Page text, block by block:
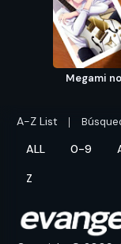
Megami
A-Z List
ALL 0-9
Z